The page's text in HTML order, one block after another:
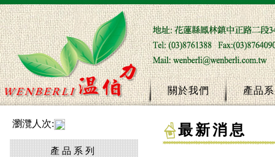
關於我們 產品
瀏灠人次:
產品系列
最新消息